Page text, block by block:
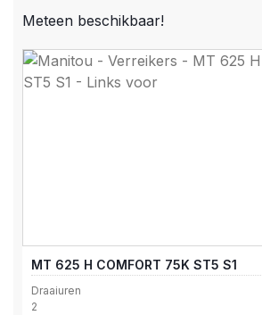
Meteen beschikbaar!
MT 625 H COMFORT 75K ST5 S1
Draaiuren
2